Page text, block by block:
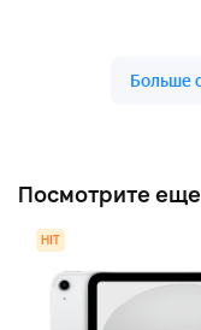
Посмотрите еще
HIT